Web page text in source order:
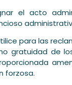
el acto
para las
gratuidad de
forzosa.